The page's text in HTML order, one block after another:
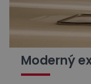
Moderný